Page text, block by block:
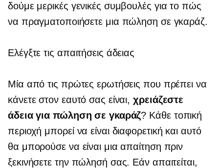
δούμε μερικές γενικές συμβουλές για το πώς
να πραγματοποιήσετε μια πώληση σε γκαράζ.
Ελέγξτε τις απαιτήσεις άδειας
Μία από τις πρώτες ερωτήσεις που πρέπει να
κάνετε στον εαυτό σας είναι,χρειάζεστε
άδεια για πώληση σε γκαράζ? Κάθε τοπική
περιοχή μπορεί να είναι διαφορετική και αυτό
θα μπορούσε να είναι μια απαίτηση πριν
ξεκινήσετε την πώλησή σας. Εάν απαιτείται,